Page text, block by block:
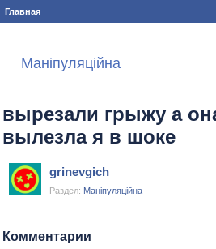
Главная
Маніпуляційна
вырезали грыжу а
вылезла я в шоке
grinevgich
Раздел: Маніпуляційна
Комментарии